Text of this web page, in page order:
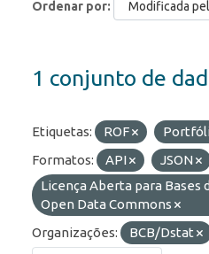
Ordenar por
1 conjunto de
Etiquetas: ROF
Formatos:
API JSON
Licença Aberta para Bases
Open Data Commons
Organizações:
BCB/Dstat